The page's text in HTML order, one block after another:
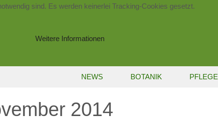
NEWS BOTANIK PFLEGE
2014
sind. Es werden keinerlei Tracking-Cookies gesetzt.
Weitere Informationen